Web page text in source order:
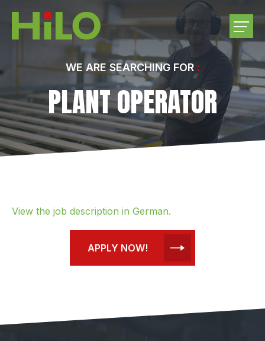
COMPANY
PRODUCTS
PURCHASE ROUNDWOOD
CONTACT US
WE ARE SEARCHING FOR
PLANT OPERATOR
View the job description in German.
APPLY NOW!